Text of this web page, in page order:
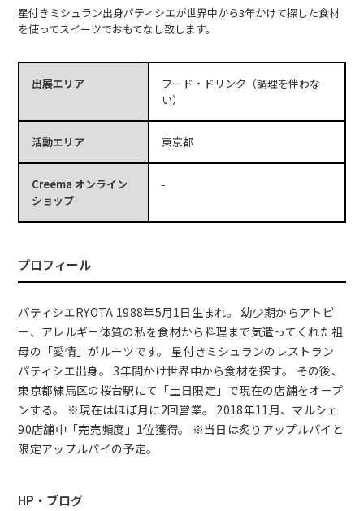
星付きミシュラン出身パティシエが世界中から3年かけて探した食材
を使ってスイーツでおもてなし致します。
出展エリア
フード・ドリンク（調理を伴わな
い）
活動エリア 東京都
Creema オンライン
ショップ
-
プロフィール
パティシエRYOTA 1988年5月1日生まれ。 幼少期からアトピ
ー、アレルギー体質の私を食材から料理まで気遣ってくれた祖
母の「愛情」がルーツです。 星付きミシュランのレストラン
パティシエ出身。 3年間かけ世界中から食材を探す。 その後、
東京都練馬区の桜台駅にて「土日限定」で現在の店舗をオープ
ンする。 ※現在はほぼ月に2回営業。 2018年11月、マルシェ
90店舗中「完売頻度」1位獲得。 ※当日は炙りアップルパイと
限定アップルパイの予定。
HP・ブログ